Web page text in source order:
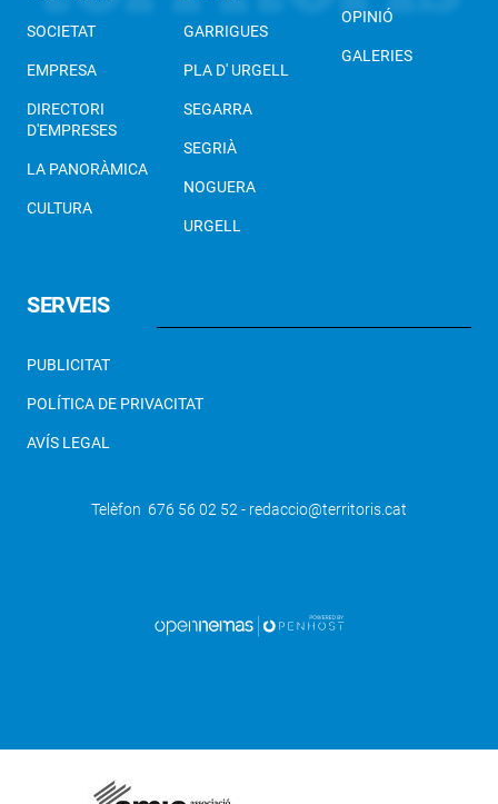
SOCIETAT
EMPRESA
DIRECTORI
D'EMPRESES
LA PANORÀMICA
CULTURA
GARRIGUES
PLA D' URGELL
SEGARRA
SEGRIÀ
NOGUERA
URGELL
OPINIÓ
GALERIES
SERVEIS
PUBLICITAT
POLÍTICA DE PRIVACITAT
AVÍS LEGAL
Telèfon 676 56 02 52 - redaccio@territoris.cat